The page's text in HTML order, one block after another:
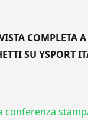
COMPLETA
SU YSPORT
conferenza